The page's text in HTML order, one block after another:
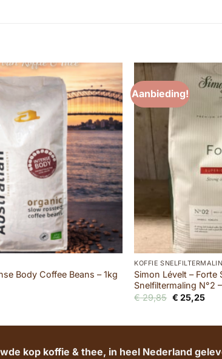
Body Coffee Beans – 1kg
Aanbieding!
KOFFIE
Simon Lévelt – Forte
Snelfiltermaling N°2
€29,85 € 25,25
kop koffie & thee, in heel Nederland